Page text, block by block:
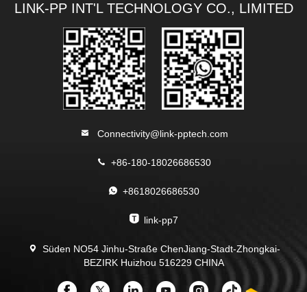
LINK-PP INT'L TECHNOLOGY CO., LIMITED
Connectivity@link-pptech.com
+86-180-18026686530
+8618026686530
link-pp7
Süden NO54 Jinhu-Straße ChenJiang-Stadt-Zhongkai-
BEZIRK Huizhou 516229 CHINA